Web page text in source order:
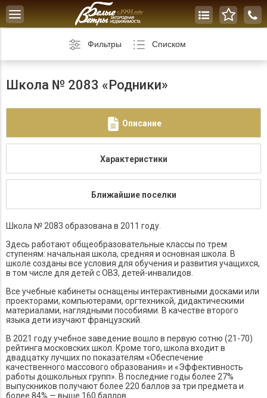
Toggle
navigation
Фильтры Списком
Школа № 2083 «Родники»
Описание
Характеристики
Ближайшие поселки
Школа № 2083 образована в 2011 году.
Здесь работают общеобразовательные классы по трем
ступеням: начальная школа, средняя и основная школа. В
школе созданы все условия для обучения и развития учащихся,
в том числе для детей с ОВЗ, детей-инвалидов.
Все учебные кабинеты оснащены интерактивными досками или
проекторами, компьютерами, оргтехникой, дидактическими
материалами, наглядными пособиями. В качестве второго
языка дети изучают французский.
В 2021 году учебное заведение вошло в первую сотню (21-70)
рейтинга московских школ. Кроме того, школа входит в
двадцатку лучших по показателям «Обеспечение
качественного массового образования» и «Эффективность
работы дошкольных групп». В последние годы более 27%
выпускников получают более 220 баллов за три предмета и
более 84% — выше 160 баллов.